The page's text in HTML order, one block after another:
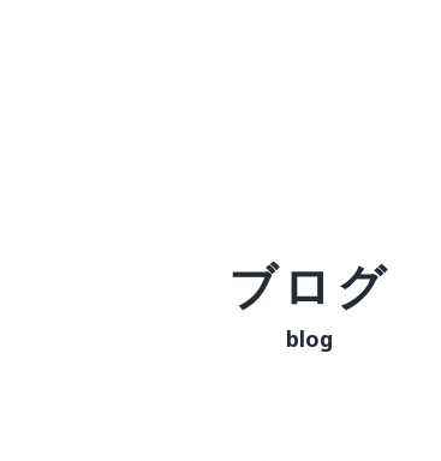
ブログ
blog